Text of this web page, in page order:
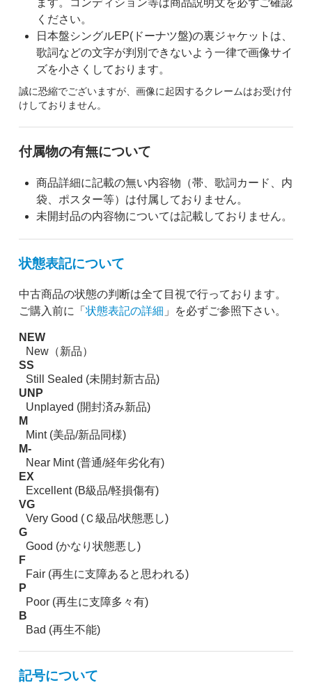
ください。
日本盤シングルEP(ドーナツ盤)の裏ジャケットは、
歌詞などの文字が判別できないよう一律で画像サイ
ズを小さくしております。
誠に恐縮でございますが、画像に起因するクレームはお受け付
けしておりません。
付属物の有無について
商品詳細に記載の無い内容物（帯、歌詞カード、内
袋、ポスター等）は付属しておりません。
未開封品の内容物については記載しておりません。
状態表記について
中古商品の状態の判断は全て目視で行っております。
ご購入前に「 状態表記の詳細 」を必ずご参照下さい。
NEW
New（新品）
SS
Still Sealed (未開封新古品)
UNP
Unplayed (開封済み新品)
M
Mint (美品/新品同様)
M-
Near Mint (普通/経年劣化有)
EX
Excellent (B級品/軽損傷有)
VG
Very Good (Ｃ級品/状態悪し)
G
Good (かなり状態悪し)
F
Fair (再生に支障あると思われる)
P
Poor (再生に支障多々有)
B
Bad (再生不能)
記号について